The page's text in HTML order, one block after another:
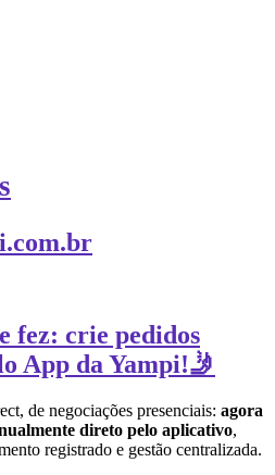
fez: crie pedidos
App da Yampi!🤳
de negociações presenciais: agora
direto pelo aplicativo,
registrado e gestão centralizada.